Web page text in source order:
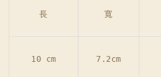
長 寬
10 cm 7.2cm